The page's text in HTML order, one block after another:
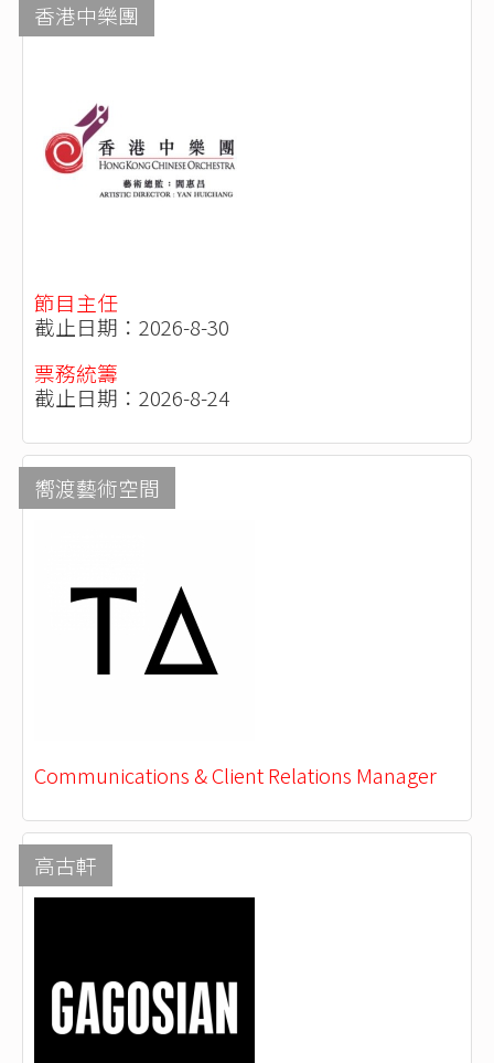
香港中樂團
節目主任
截止日期：2026-8-30
票務統籌
截止日期：2026-8-24
嚮渡藝術空間
Communications & Client Relations Manager
高古軒